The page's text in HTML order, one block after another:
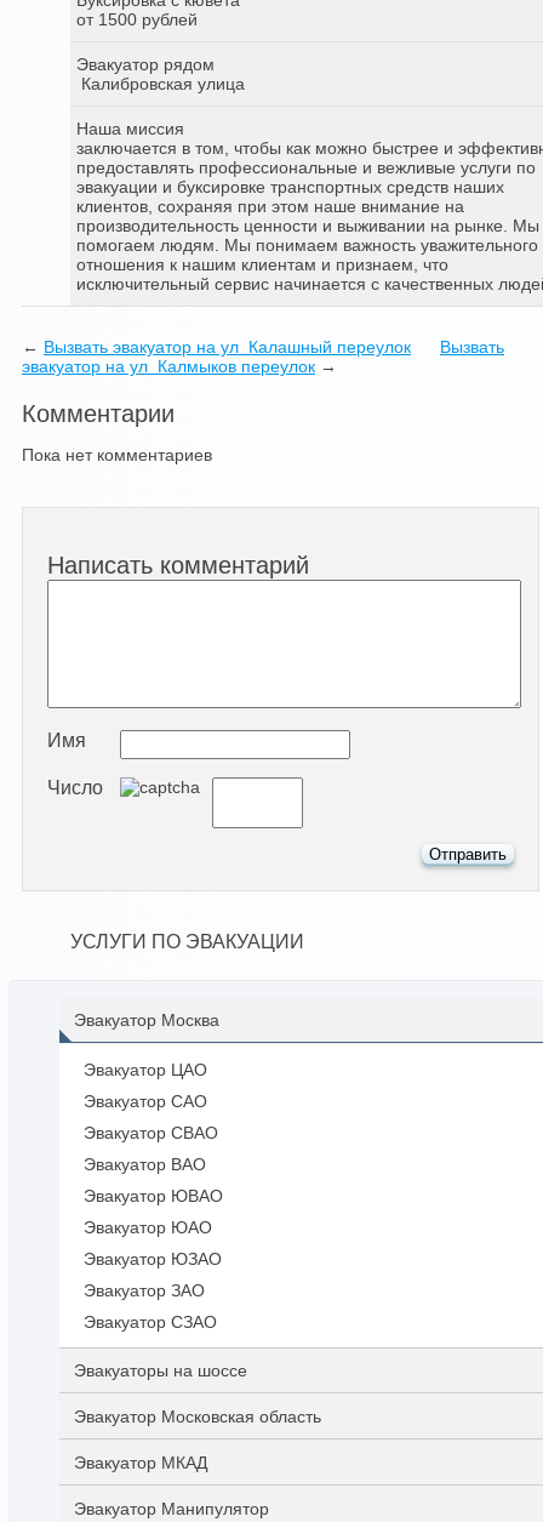
от 1500 рублей
Эвакуатор рядом
Калибровская улица
Наша миссия
заключается в том, чтобы как можно быстрее и
предоставлять профессиональные и вежливые услуги по
эвакуации и буксировке транспортных средств наших
клиентов, сохраняя при этом наше внимание на
производительность ценности и выживании на рынке. Мы
помогаем людям. Мы понимаем важность уважительного
отношения к нашим клиентам и признаем, что
исключительный сервис начинается с качественных
← Вызвать эвакуатор на ул Калашный переулок
Вызвать
эвакуатор на ул Калмыков переулок →
Комментарии
Пока нет комментариев
Написать комментарий
Имя
Число
УСЛУГИ ПО ЭВАКУАЦИИ
Эвакуатор Москва
Эвакуатор ЦАО
Эвакуатор САО
Эвакуатор СВАО
Эвакуатор ВАО
Эвакуатор ЮВАО
Эвакуатор ЮАО
Эвакуатор ЮЗАО
Эвакуатор ЗАО
Эвакуатор СЗАО
Эвакуаторы на шоссе
Эвакуатор Московская область
Эвакуатор МКАД
Эвакуатор Манипулятор